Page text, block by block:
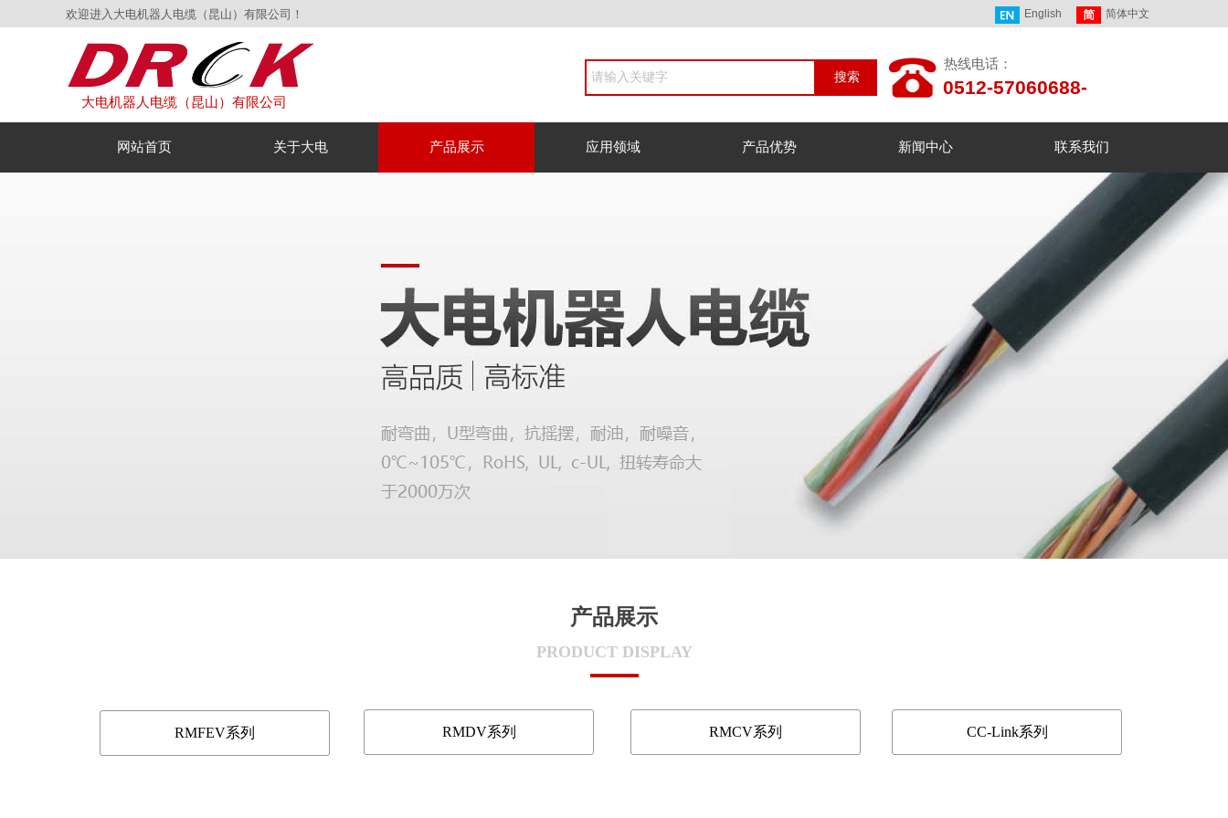
English 简体中文
欢迎进入大电机器人电缆（昆山）有限公司！
热线电话：
搜索
0512-57060688-
大电机器人电缆（昆山）有限公司
网站首页 关于大电 产品展示 应用领域 产品优势 新闻中心 联系我们
PRODUCT DISPLAY
产品展示
CC-Link系列
RMFEV系列 RMCV系列
RMDV系列